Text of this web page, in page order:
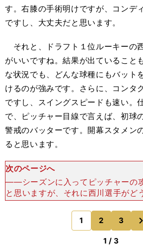
す。右膝の手術明けですが、コンデ
ですし、大丈夫だと思います。
それと、ドラフト１位ルーキーの
がいいですね。結果が出ていること
な状況でも、どんな球種にもバット
けるのが強みです。さらに、コンタ
ですし、スイングスピードも速い。
で、ピッチャー目線で言えば、初球
警戒のバッターです。開幕スタメン
ると思います。
次のページへ
――シーズンに入ってピッチャーの
と思いますが、それに西川選手がど
今後の課題でしょうか？清水 それ
です。オープン戦では、ピッチャー
ーストストライ
1 2 3
1 / 3